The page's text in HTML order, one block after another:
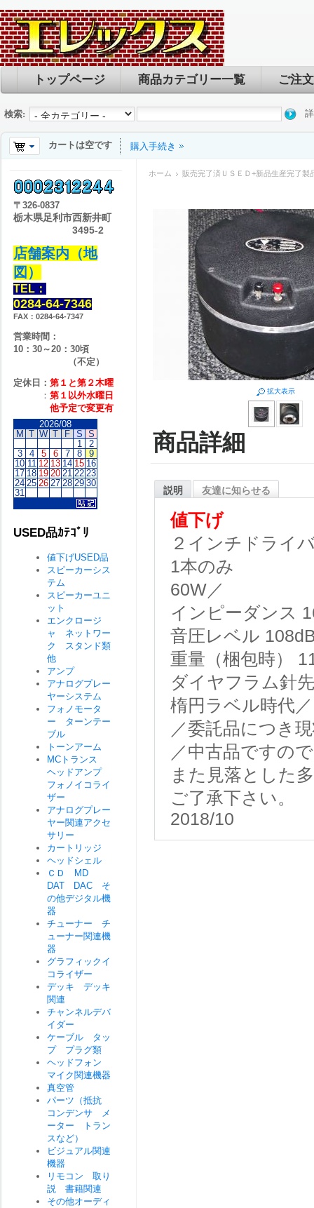
トップページ 商品カテゴリー一覧 ご注
検索:
カートは空です 購入手続き
ホーム 販売完了済ＵＳＥＤ+新品生産完了製
拡大表示
商品詳細
説明 友達に知らせる
値下げ
２インチドライ
1本のみ
60W／
インピーダンス
音圧レベル
重量（梱包時）
ダイヤフラム針
楕円ラベル時代／
／委託品につき
／中古品ですの
また見落とした
ご了承下さい。
2018/10
〒 326-0837
栃木県足利市西新井町
3495-2
店舗案内（地
図）
TEL：
0284-64-7346
FAX：0284-64-7347
営業時間：
10：30～20：30頃
（不定）
定休日： 第１と第２木曜
： 第１以外水曜日
他予定で変更有
2026/08
M T W T F S S
1
2
3
4 5 6 7 8
9
10 11 12 13 14 15 16
17 18 19 20 21 22 23
24 25 26 27 28 29 30
31
USED品ｶﾃｺﾞﾘ
値下げUSED品
スピーカーシス
テム
スピーカーユニ
ット
エンクロージ
ャ ネットワー
ク スタンド類
他
アンプ
アナログプレー
ヤーシステム
フォノモータ
ー ターンテー
ブル
トーンアーム
MCトランス
ヘッドアンプ
フォノイコライ
ザー
アナログプレー
ヤー関連アクセ
サリー
カートリッジ
ヘッドシェル
ＣＤ MD
DAT DAC そ
の他デジタル機
器
チューナー チ
ューナー関連機
器
グラフィックイ
コライザー
デッキ デッキ
関連
チャンネルデバ
イダー
ケーブル タッ
プ プラグ類
ヘッドフォン
マイク関連機器
真空管
パーツ（抵抗
コンデンサ メ
ーター トラン
スなど）
ビジュアル関連
機器
リモコン 取り
説 書籍関連
その他オーディ